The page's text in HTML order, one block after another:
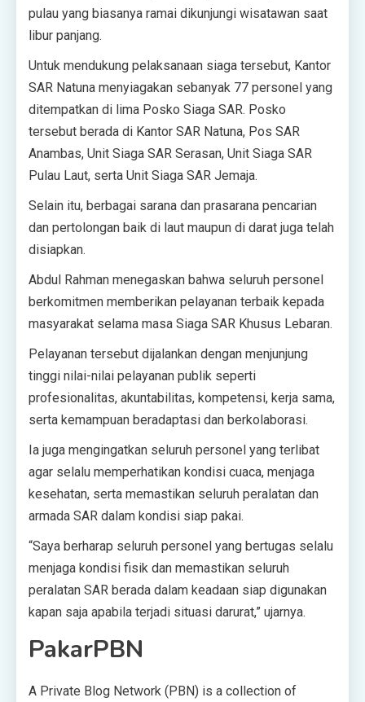
pulau yang biasanya ramai dikunjungi wisatawan saat
libur panjang.
Untuk mendukung pelaksanaan siaga tersebut, Kantor
SAR Natuna menyiagakan sebanyak 77 personel yang
ditempatkan di lima Posko Siaga SAR. Posko
tersebut berada di Kantor SAR Natuna, Pos SAR
Anambas, Unit Siaga SAR Serasan, Unit Siaga SAR
Pulau Laut, serta Unit Siaga SAR Jemaja.
Selain itu, berbagai sarana dan prasarana pencarian
dan pertolongan baik di laut maupun di darat juga telah
disiapkan.
Abdul Rahman menegaskan bahwa seluruh personel
berkomitmen memberikan pelayanan terbaik kepada
masyarakat selama masa Siaga SAR Khusus Lebaran.
Pelayanan tersebut dijalankan dengan menjunjung
tinggi nilai-nilai pelayanan publik seperti
profesionalitas, akuntabilitas, kompetensi, kerja sama,
serta kemampuan beradaptasi dan berkolaborasi.
Ia juga mengingatkan seluruh personel yang terlibat
agar selalu memperhatikan kondisi cuaca, menjaga
kesehatan, serta memastikan seluruh peralatan dan
armada SAR dalam kondisi siap pakai.
“Saya berharap seluruh personel yang bertugas selalu
menjaga kondisi fisik dan memastikan seluruh
peralatan SAR berada dalam keadaan siap digunakan
kapan saja apabila terjadi situasi darurat,” ujarnya.
PakarPBN
A Private Blog Network (PBN) is a collection of